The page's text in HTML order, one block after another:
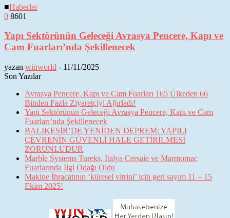
■Haberler
0 8601
Yapı Sektörünün Geleceği Avrasya Pencere, Kapı ve
Cam Fuarları’nda Şekillenecek
yazan winworld - 11/11/2025
Son Yazılar
Avrasya Pencere, Kapı ve Cam Fuarları 165 Ülkeden 66
Binden Fazla Ziyaretçiyi Ağırladı!
Yapı Sektörünün Geleceği Avrasya Pencere, Kapı ve Cam
Fuarları’nda Şekillenecek
BALIKESİR’DE YENİDEN DEPREM: YAPILI
ÇEVRENİN GÜVENLİ HALE GETİRİLMESİ
ZORUNLUDUR
Marble Systems Tureks, İtalya Cersaie ve Marmomac
Fuarlarında İlgi Odağı Oldu
Makine İhracatının ‘küresel vitrini’ için geri sayım 11 – 15
Ekim 2025!